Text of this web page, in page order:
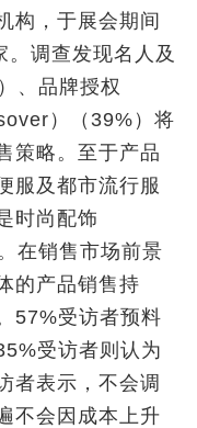
构，于展会期间
调查发现名人及
、品牌授权
）（39%）将
策略。至于产品
服及都市流行服
时尚配饰
在销售市场前景
的产品销售持
57%受访者预料
受访者则认为
者表示，不会调
不会因成本上升